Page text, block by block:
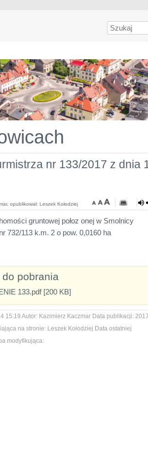
Szukaj
nr 133/2017 z dnia
opublikował: Leszek Kołodziej
gruntowej połoz onej w Smolnicy
732/113 k.m. 2 o pow. 0,0160 ha
do pobrania
133.pdf [200 KB]
15:19 Autor: Kazimierz Kaczmar Data publikacji:
na stronie: Leszek Kołodziej Data ostatniej
modyfikująca: